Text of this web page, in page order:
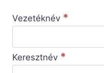
Vezetéknév *
Keresztnév *